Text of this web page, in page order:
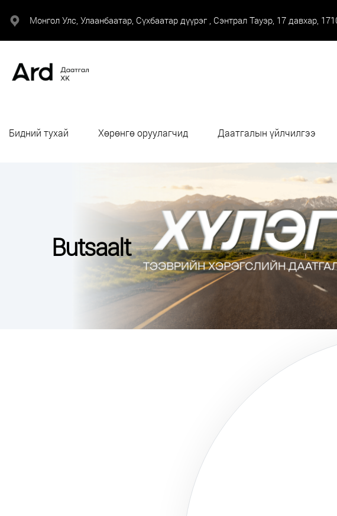
Монгол Улс, Улаанбаатар, Сүхбаатар дүүрэг , Сэнтрал Тауэр, 17 давхар,
Бидний тухай Хөрөнгө оруулагчид Даатгалын үйлчилгээ
Butsaalt